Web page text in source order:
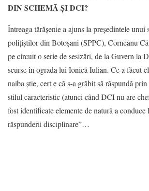
DIN SCHEMĂ ȘI DCI?
Întreaga tărășenie a ajuns la președintele unui
polițiștilor din Botoșani (SPPC), Corneanu
pe circuit o serie de sesizări, de la Guvern la
scurse în ograda lui Ionică Iulian. Ce a făcut
naiba știe, cert e că s-a grăbit să răspundă
stilul caracteristic (atunci când DCI nu are
fost identificate elemente de natură a conduce
răspunderii disciplinare”…